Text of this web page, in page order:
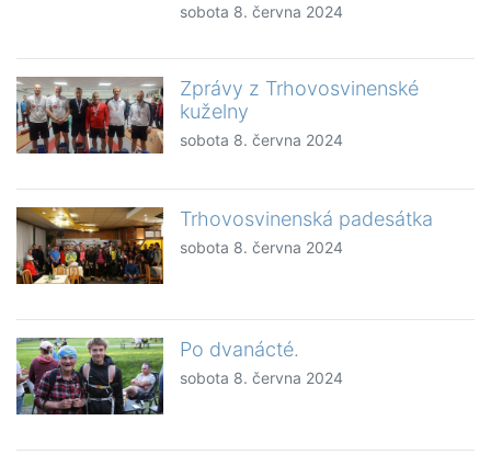
sobota 8. června 2024
Zprávy z Trhovosvinenské
kuželny
sobota 8. června 2024
Trhovosvinenská padesátka
sobota 8. června 2024
Po dvanácté.
sobota 8. června 2024